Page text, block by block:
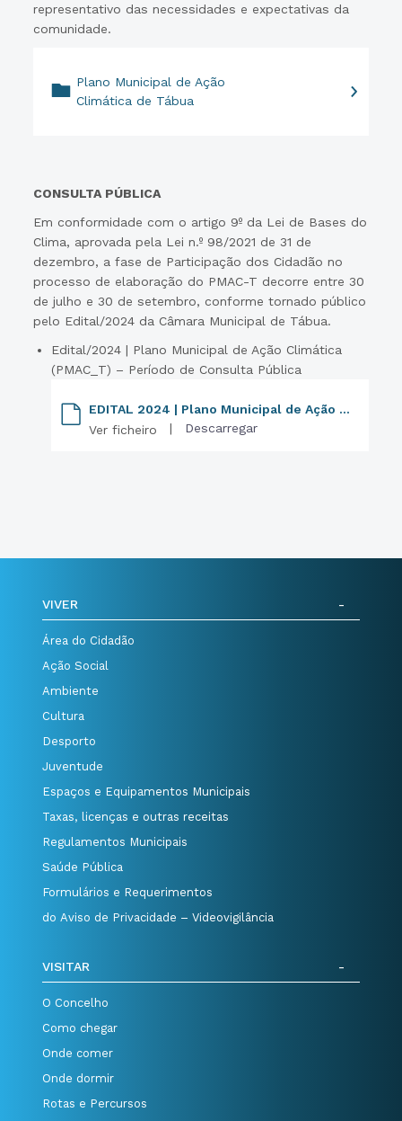
representativo das necessidades e expectativas da
comunidade.
Plano Municipal de Ação
Climática de Tábua
CONSULTA PÚBLICA
Em conformidade com o artigo 9º da Lei de Bases do
Clima, aprovada pela Lei n.º 98/2021 de 31 de
dezembro, a fase de Participação dos Cidadão no
processo de elaboração do PMAC-T decorre entre 30
de julho e 30 de setembro, conforme tornado público
pelo Edital/2024 da Câmara Municipal de Tábua.
Edital/2024 | Plano Municipal de Ação Climática
(PMAC_T) – Período de Consulta Pública
EDITAL 2024 | Plano Municipal de Ação Climática
Ver ficheiro
| Descarregar
VIVER
Área do Cidadão
Ação Social
Ambiente
Cultura
Desporto
Juventude
Espaços e Equipamentos Municipais
Taxas, licenças e outras receitas
Regulamentos Municipais
Saúde Pública
Formulários e Requerimentos
do Aviso de Privacidade – Videovigilância
VISITAR
O Concelho
Como chegar
Onde comer
Onde dormir
Rotas e Percursos